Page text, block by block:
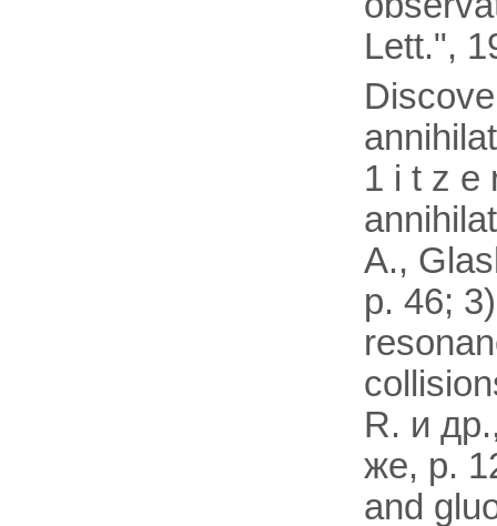
Lett.",
1 i t z e
A.,
р. 46;
R. и
же, р.
and